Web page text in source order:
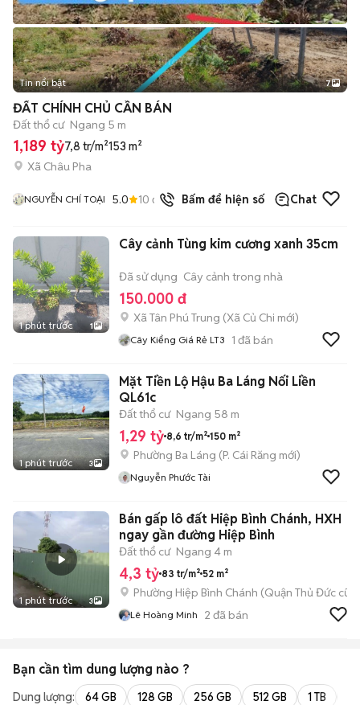
+2
Tin nổi bật 7
ĐẤT CHÍNH CHỦ CẦN BÁN
Đất thổ cư Ngang 5 m
1,189 tỷ7,8 tr/m²153 m²
Xã Châu Pha
NGUYỄN CHÍ TOẠI 5.0 10 đã bánBấm để hiện số Chat
1 phút trước 1
Cây cảnh Tùng kim cương xanh 35cm
Đã sử dụng Cây cảnh trong nhà
150.000 đ
Xã Tân Phú Trung (Xã Củ Chi mới)
Cây Kiểng Giá Rẻ LT3 1 đã bán
1 phút trước 3
Mặt Tiền Lộ Hậu Ba Láng Nối Liền
QL61c
Đất thổ cư Ngang 58 m
1,29 tỷ 8,6 tr/m² 150 m²
Phường Ba Láng (P. Cái Răng mới)
Nguyễn Phước Tài
1 phút trước 3
Bán gấp lô đất Hiệp Bình Chánh, HXH
ngay gần đường Hiệp Bình
Đất thổ cư Ngang 4 m
4,3 tỷ 83 tr/m² 52 m²
Phường Hiệp Bình Chánh (Quận Thủ Đức cũ)
Lê Hoàng Minh 2 đã bán
Bạn cần tìm dung lượng nào ?
Dung lượng: 64 GB 128 GB 256 GB 512 GB 1 TB